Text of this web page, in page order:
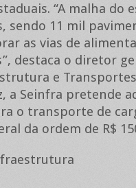
“A malha do
sendo 11 mil
as vias de
destaca o diretor
e
a Seinfra pretende
o transporte de
da ordem de R$